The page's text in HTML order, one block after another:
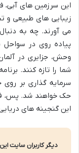
این سرزمین های آبی،
زیبایی های طبیعی و
می آورند. چه به
پیاده روی در سواحل
وحش، جزایری در
شما را تازه کنند.
سرمایه گذاری بر
حک خواهند شد. پس،
این گنجینه های
دیگر کاربران سایت